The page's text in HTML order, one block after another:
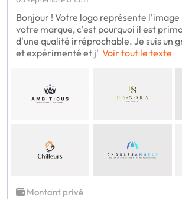
Bonjour ! Votre logo représente
votre marque, c'est pourquoi il est
d'une qualité irréprochable. Je suis un
et expérimenté et j' Voir tout le texte
Montant privé